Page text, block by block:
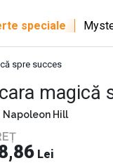
speciale
spre succes
magică
Napoleon Hill
Lei